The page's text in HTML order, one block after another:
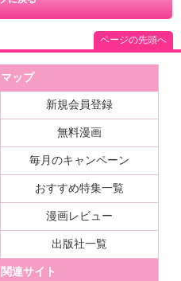
ページの先頭へ
ップ
新規会員登録
無料漫画
毎月のキャンペーン
おすすめ特集一覧
漫画レビュー
出版社一覧
連サイト